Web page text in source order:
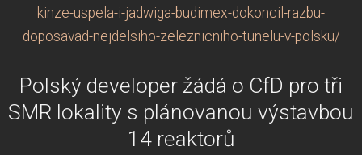
kinze-uspela-i-jadwiga-budimex-dokoncil-razbu-
doposavad-nejdelsiho-zeleznicniho-tunelu-v-polsku/
Polský developer žádá o CfD pro tři
SMR lokality s plánovanou výstavbou
14 reaktorů